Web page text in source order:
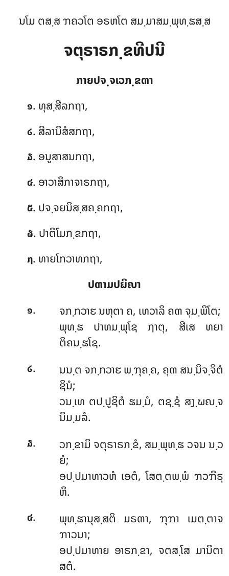
ນໂມ ຕສ຺ສ ຠຄວໂຕ ອຣຫໂຕ ສມ຺ມາສມ຺ພຸທ຺ຘສ຺ສ
ຈຕຸຣາຣກ຺ຂທີປນີ
ກາຍປຈ຺ຈເວກ຺ຂຓາ
໑. ທຸສ຺ສີລກຖາ,
໒. ສີລານິສໍສກຖາ,
໓. ອນູສາສນກຖາ,
໔. ອາວາສິກາຈາຣກຖາ,
໕. ປຈ຺ຈຍນິສ຺ສຄ຺ຄກຖາ,
໖. ປາຕິໂມກ຺ຂກຖາ,
໗. ທາຍໂກວາທກຖາ,
ປຓາມປຏິຎາ
໑. ຈກ຺ກວາຬນຫຸຕາ ຄ, ເທວາລິ ຄຓ ຈຸມ຺ພິໂຕ;
ພຸທ຺ຘ ປາທມ຺ພຸໂຊ ຐາຕຸ, ສີເສ ທຍາ
ຕິຄນ຺ຘໂຊ.
໒. ນນ຺ຕ ຈກ຺ກວາຬ ພ຺ຠຸຄ຺ຄ, ຄຸຓ ສນ຺ນິຈ຺ຈິຕໍ
ຊິນໍ;
ວນ຺ເທ ຕປ຺ປູຊິຕໍ ຘມ຺ມໍ, ຕຊ຺ຊໍ ສງ຺ຆຎ຺ຈ
ນິມ຺ມລໍ.
໓. ວກ຺ຂາມິ ຈຕຸຣາຣກ຺ຂໍ, ສມ຺ພຸທ຺ຘ ວຈນ ນ຺ວ
ຍໍ;
ອປ຺ປມາທາວຫໍ ເອຕໍ, ໂສຕ຺ຕພ຺ພໍ ຠວຠີຣຸ
ຫິ.
໔. ພຸທ຺ຘານຸສ຺ສຕິມຣຓາ, ຠຸຠາ ເມຕ຺ຕາຈ
ຠາວນາ;
ອປ຺ປມາທາຍ ອາຣກ຺ຂາ, ຈຕສ຺ໂສ ມານິຕາ
ສຕໍ.